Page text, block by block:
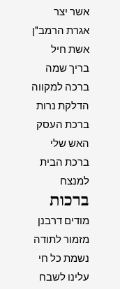
אשר יצר
אגרת הרמב"ן
אשת חיל
בריך שמה
ברכה למקווה
הדלקת נרות
ברכת העסק
האש שלי
ברכת הבית
למנצח
ברכות
מודים דרבנן
מזמור לתודה
נשמת כל חי
עלינו לשבח